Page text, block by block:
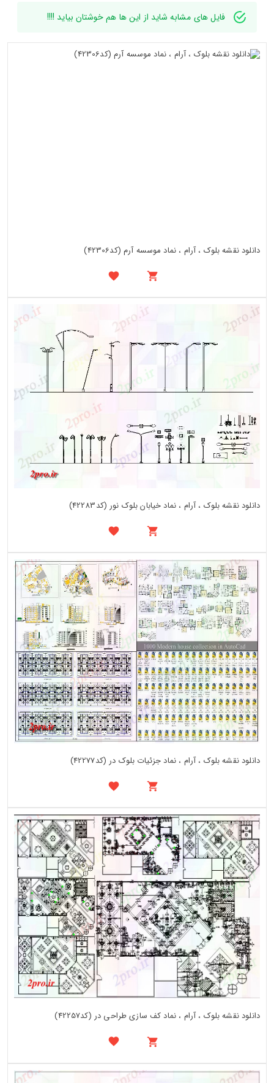
فایل های مشابه شاید از این ها هم خوشتان بیاید !!!!
دانلود نقشه بلوک ، آرام ، نماد موسسه آرم (کد42306)
دانلود نقشه بلوک ، آرام ، نماد خیابان بلوک نور (کد42283)
دانلود نقشه بلوک ، آرام ، نماد جزئیات بلوک در (کد42277)
دانلود نقشه بلوک ، آرام ، نماد کف سازی طراحی در (کد42257)